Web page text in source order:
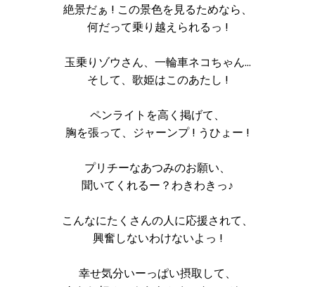
絶景だぁ ! この景色を見るためなら、
何だって乗り越えられるっ !
玉乗りゾウさん、一輪車ネコちゃん…
そして、歌姫はこのあたし !
ペンライトを高く掲げて、
胸を張って、ジャーンプ ! うひょー !
プリチーなあつみのお願い、
聞いてくれるー？わきわきっ♪
こんなにたくさんの人に応援されて、
興奮しないわけないよっ !
幸せ気分いーっぱい摂取して、